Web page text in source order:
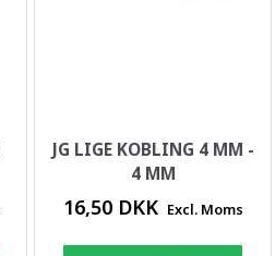
JG LIGE KOBLING 4 MM -
4 MM
16,50 DKK Excl. Moms